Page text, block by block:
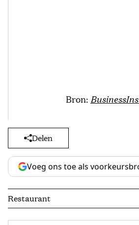
Bron:
Delen
Voeg ons toe als
Restaurant